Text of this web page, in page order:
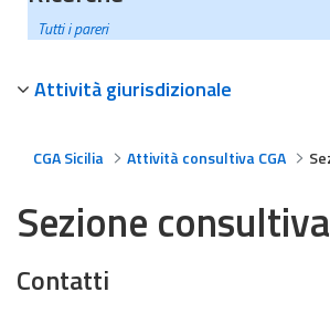
Tutti i pareri
Attività giurisdizionale
CGA Sicilia Attività consultiva CGA
Sezione consultiva
Contatti